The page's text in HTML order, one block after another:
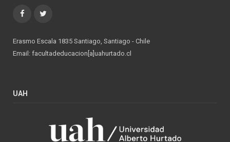
Facebook
Erasmo Escala 1835 Santiago, Santiago - Chile
Email: facultadeducacion[a]uahurtado.cl
UAH